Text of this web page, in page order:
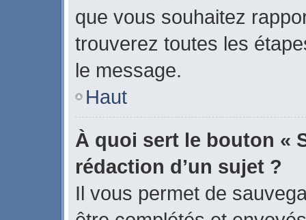
que vous souhaitez
trouverez toutes les
le message.
Haut
À quoi sert le bouton «
rédaction d’un sujet ?
Il vous permet de